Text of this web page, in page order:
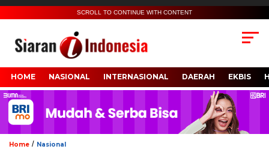
SCROLL TO CONTINUE WITH CONTENT
HOME NASIONAL INTERNASIONAL DAERAH EKBIS
Home / Nasional